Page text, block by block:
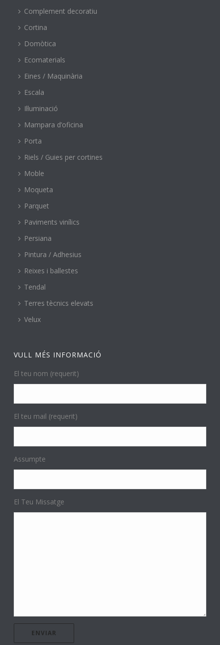
Complement decoratiu
Cortina
Domòtica
Ecomaterials
Eines / Maquinària
Escala
Il·luminació
Mampara d’oficina
Porta
Riels / Guies per cortines
Moble
Moqueta
Parquet
Paviments vinílics
Persiana
Pintura / Adhesius
Reixes i ballestes
Tendal
Terres tècnics elevats
Velux
VULL MÉS INFORMACIÓ
El teu nom (requerit)
El teu mail (requerit)
Assumpte
El Teu Missatge